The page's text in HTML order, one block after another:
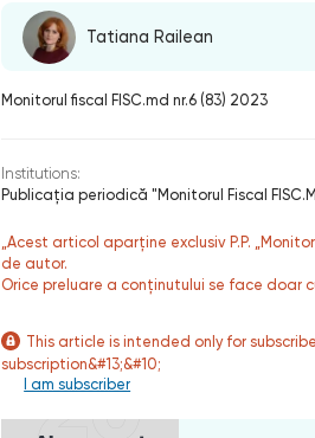
Tatiana Railean
Monitorul fiscal FISC.md nr.6 (83) 2023
Institutions:
Publicaţia periodică "Monitorul Fiscal
„Acest articol aparține exclusiv P.P.
de autor.
Orice preluare a conținutului se face doar
This article is intended only for
subscription&#13;&#10;
I am subscriber